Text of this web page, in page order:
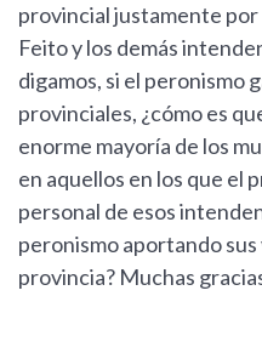
provincial justamente
Feito y los demás
digamos, si el peronismo
provinciales, ¿cómo es
enorme mayoría de los
en aquellos en los que el
personal de esos
peronismo aportando
provincia? Muchas